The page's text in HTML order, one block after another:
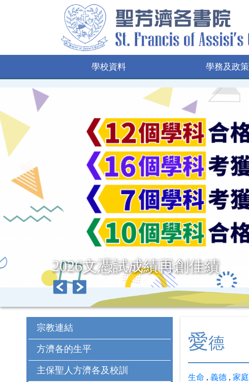
學校資料 學務及政策
2026文憑試成績再創佳績
宗教連結
方濟各的生平
主保聖人方濟各及校訓
愛德
生命 , 義德, 家庭